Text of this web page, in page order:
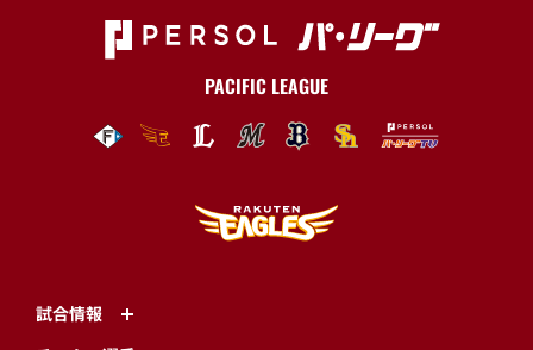
PACIFIC LEAGUE
試合情報